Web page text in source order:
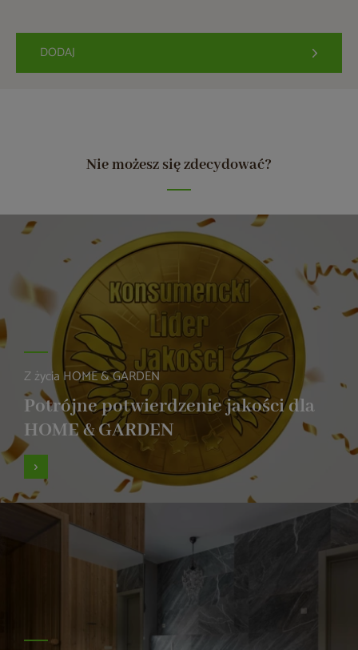
DODAJ
Nie możesz się zdecydować?
Z życia HOME & GARDEN
Potrójne potwierdzenie jakości dla
HOME & GARDEN